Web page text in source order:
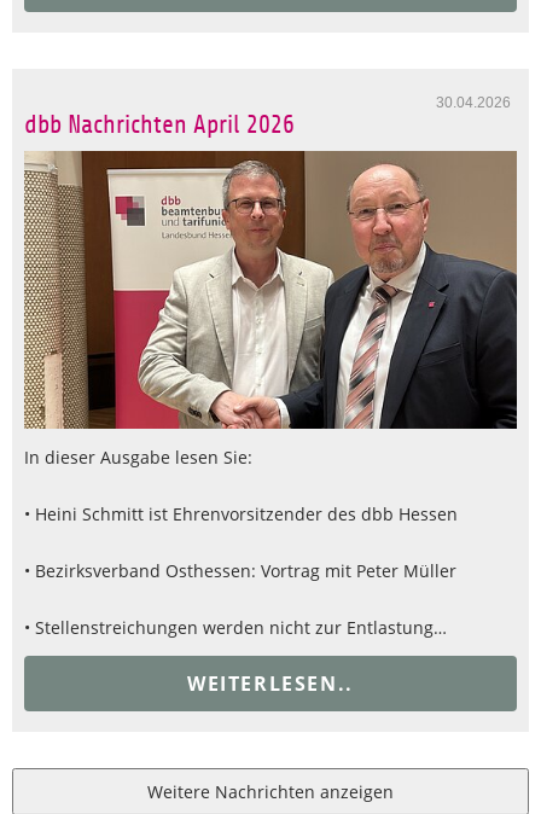
30.04.2026
dbb Nachrichten April 2026
In dieser Ausgabe lesen Sie:
• Heini Schmitt ist Ehrenvorsitzender des dbb Hessen
• Bezirksverband Osthessen: Vortrag mit Peter Müller
• Stellenstreichungen werden nicht zur Entlastung…
WEITERLESEN..
Weitere Nachrichten anzeigen